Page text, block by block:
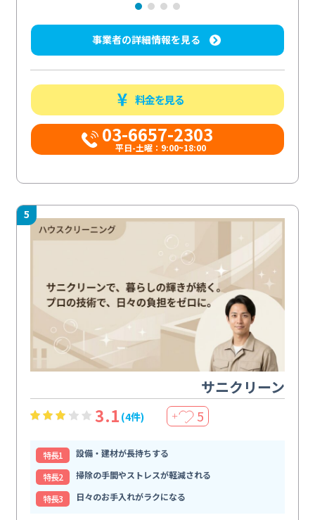
事業者の詳細情報を見る
料金を見る
03-6657-2303
平日-土曜：9:00~18:00
5
サニクリーン
3.1 (4件) ＋ 5
特⻑1
設備・建材が長持ちする
特⻑2
掃除の手間やストレスが軽減される
特⻑3
日々のお手入れがラクになる